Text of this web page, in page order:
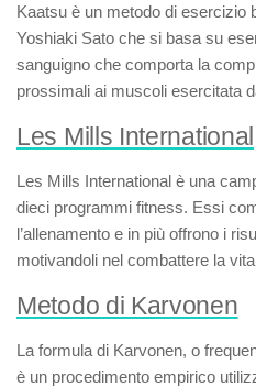
Kaatsu è un metodo di esercizio
Yoshiaki Sato che si basa su
sanguigno che comporta la
prossimali ai muscoli esercitata
Les Mills International
Les Mills International è una
dieci programmi fitness. Essi
l’allenamento e in più offrono i
motivandoli nel combattere la
Metodo di Karvonen
La formula di Karvonen, o
è un procedimento empirico